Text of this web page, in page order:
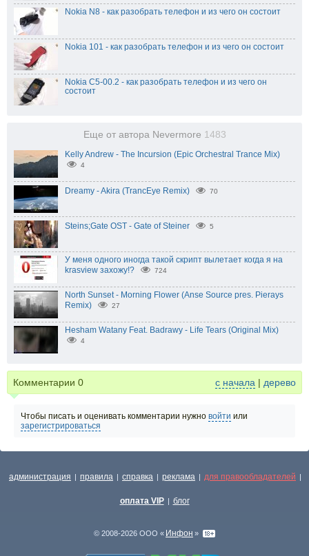
Nokia N8 - как разобрать телефон и из чего он состоит
Nokia 101 - как разобрать телефон и из чего он состоит
Nokia C5-00.2 - как разобрать телефон и из чего он
состоит
Еще от автора Nevermore 1483
Kelly Andrew - The Incursion (Epic Orchestral Trance Mix)
4
Dreamy - Akira (TrancEye Remix) 70
Steins;Gate OST - Gate of Steiner 5
У меня одного иногда такой скрипт вылетает когда я на
krasview захожу!?
724
North Sunset - Morning Flower (Anse Source pres. Pierays
Remix)
27
Hesham Watany Feat. Badrawy - Life Tears (Original Mix)
4
Комментарии 0 с начала | дерево
Чтобы писать и оценивать комментарии нужно войти или
зарегистрироваться
администрация | правила | справка | реклама | для правообладателей |
оплата VIP | блог
© 2008-2026 ООО « Инфон »